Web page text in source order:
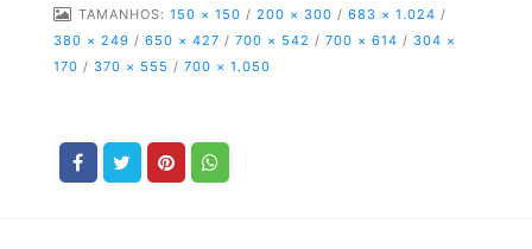
TAMANHOS: 150 × 150 / 200 × 300 / 683 × 1.024 /
380 × 249 / 650 × 427 / 700 × 542 / 700 × 614 / 304 ×
170 / 370 × 555 / 700 × 1.050